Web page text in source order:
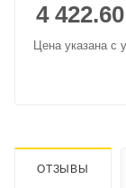
4 422.60
Цена указана с
ОТЗЫВЫ